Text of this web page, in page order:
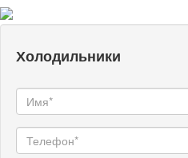
Холодильники